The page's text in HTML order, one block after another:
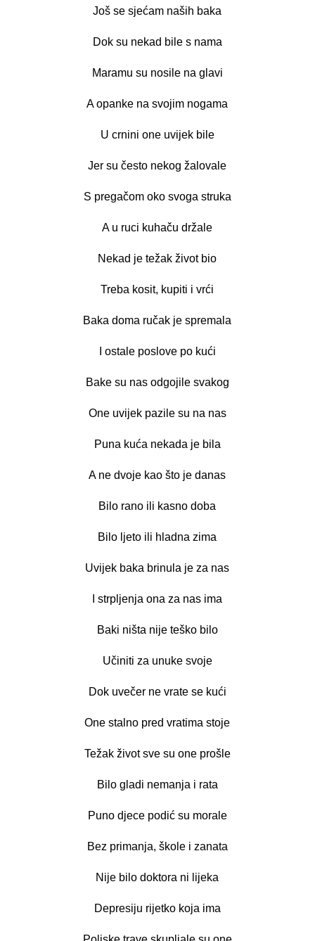
Još se sjećam naših baka
Dok su nekad bile s nama
Maramu su nosile na glavi
A opanke na svojim nogama
U crnini one uvijek bile
Jer su često nekog žalovale
S pregačom oko svoga struka
A u ruci kuhaču držale
Nekad je težak život bio
Treba kosit, kupiti i vrći
Baka doma ručak je spremala
I ostale poslove po kući
Bake su nas odgojile svakog
One uvijek pazile su na nas
Puna kuća nekada je bila
A ne dvoje kao što je danas
Bilo rano ili kasno doba
Bilo ljeto ili hladna zima
Uvijek baka brinula je za nas
I strpljenja ona za nas ima
Baki ništa nije teško bilo
Učiniti za unuke svoje
Dok uvečer ne vrate se kući
One stalno pred vratima stoje
Težak život sve su one prošle
Bilo gladi nemanja i rata
Puno djece podić su morale
Bez primanja, škole i zanata
Nije bilo doktora ni lijeka
Depresiju rijetko koja ima